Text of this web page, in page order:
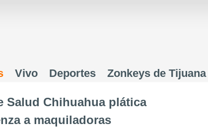
Vivo Deportes Zonkeys de Tijuana
Salud Chihuahua plática
a maquiladoras